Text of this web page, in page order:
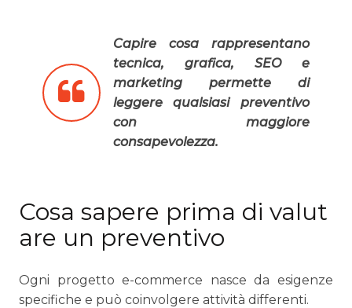
Capire cosa rappresentano
tecnica, grafica, SEO e
marketing permette di
leggere qualsiasi preventivo
con maggiore
consapevolezza.
Cosa sapere prima di valut
are un preventivo
Ogni progetto e-commerce nasce da esigenze
specifiche e può coinvolgere attività differenti.